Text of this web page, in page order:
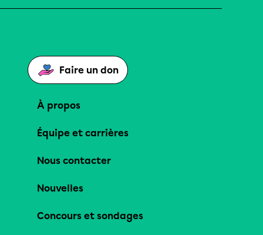
Faire un don
À propos
Équipe et carrières
Nous contacter
Nouvelles
Concours et sondages